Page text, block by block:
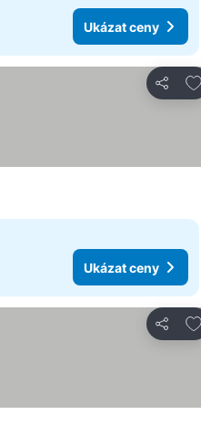
Ukázat ceny
Sdílet
Ukázat ceny
Sdílet